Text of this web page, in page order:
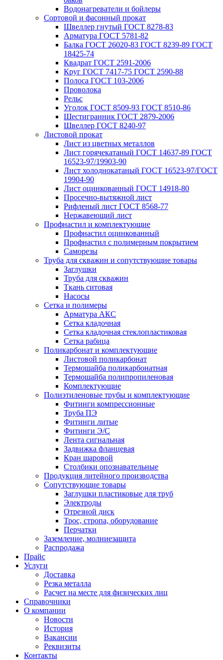
Водонагреватели и бойлеры
Сортовой и фасонный прокат
Швеллер гнутый ГОСТ 8278-83
Арматура ГОСТ 5781-82
Балка ГОСТ 26020-83 ГОСТ 8239-89 ГОСТ
18425-74
Квадрат ГОСТ 2591-2006
Круг ГОСТ 7417-75 ГОСТ 2590-88
Полоса ГОСТ 103-2006
Проволока
Рельс
Уголок ГОСТ 8509-93 ГОСТ 8510-86
Шестигранник ГОСТ 2879-2006
Швеллер ГОСТ 8240-97
Листовой прокат
Лист из цветных металлов
Лист горячекатаный ГОСТ 14637-89 ГОСТ
16523-97/19903-90
Лист холоднокатаный ГОСТ 16523-97/ГОСТ
19904-90
Лист оцинкованный ГОСТ 14918-80
Просечно-вытяжной лист
Рифленый лист ГОСТ 8568-77
Нержавеющий лист
Профнастил и комплектующие
Профнастил оцинкованный
Профнастил с полимерным покрытием
Саморезы
Труба для скважин и сопутствующие товары
Заглушки
Труба для скважин
Ткань ситовая
Насосы
Сетка и полимеры
Арматура АКС
Сетка кладочная
Сетка кладочная стеклопластиковая
Сетка рабица
Поликарбонат и комплектующие
Листовой поликарбонат
Термошайба поликарбонатная
Термошайба полипропиленовая
Комплектующие
Полиэтиленовые трубы и комплектующие
Фитинги компрессионные
Труба ПЭ
Фитинги литые
Фитинги Э/С
Лента сигнальная
Задвижка фланцевая
Кран шаровой
Столбики опознавательные
Продукция литейного производства
Сопутствующие товары
Заглушки пластиковые для труб
Электроды
Отрезной диск
Трос, стропа, оборудование
Перчатки
Заземление, молниезащита
Распродажа
Прайс
Услуги
Доставка
Резка металла
Расчет на месте для физических лиц
Справочники
О компании
Новости
История
Вакансии
Реквизиты
Контакты